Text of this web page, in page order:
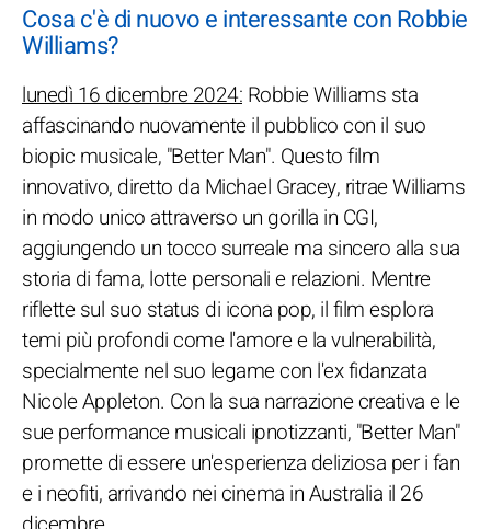
Cosa c'è di nuovo e interessante con Robbie
Williams?
lunedì 16 dicembre 2024: Robbie Williams sta
affascinando nuovamente il pubblico con il suo
biopic musicale, "Better Man". Questo film
innovativo, diretto da Michael Gracey, ritrae Williams
in modo unico attraverso un gorilla in CGI,
aggiungendo un tocco surreale ma sincero alla sua
storia di fama, lotte personali e relazioni. Mentre
riflette sul suo status di icona pop, il film esplora
temi più profondi come l'amore e la vulnerabilità,
specialmente nel suo legame con l'ex fidanzata
Nicole Appleton. Con la sua narrazione creativa e le
sue performance musicali ipnotizzanti, "Better Man"
promette di essere un'esperienza deliziosa per i fan
e i neofiti, arrivando nei cinema in Australia il 26